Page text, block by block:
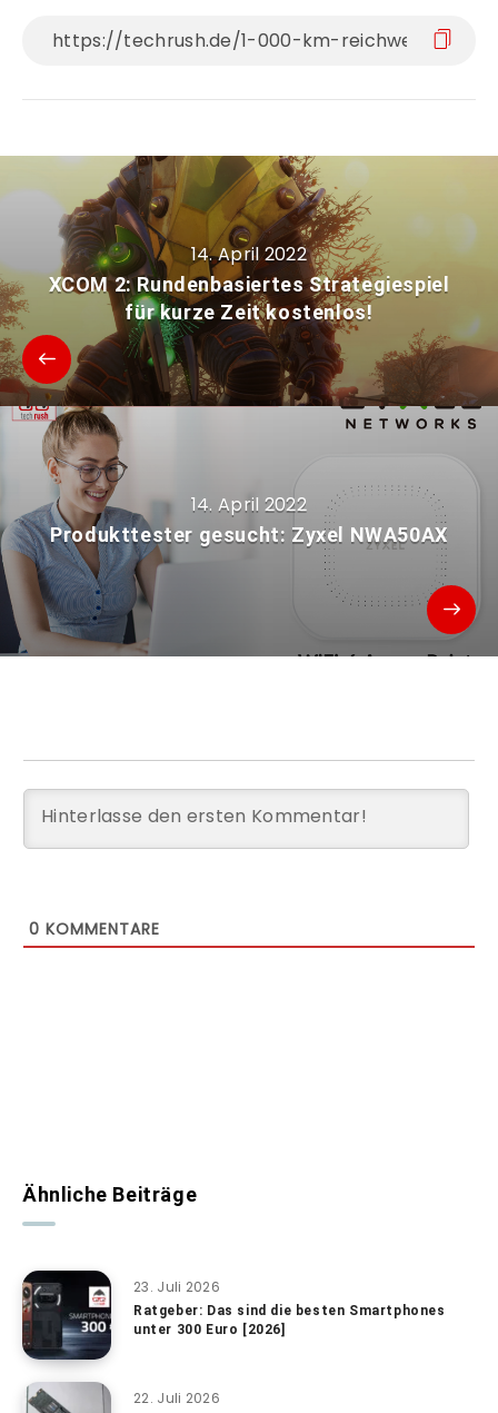
14. April 2022
XCOM 2: Rundenbasiertes Strategiespiel
für kurze Zeit kostenlos!
14. April 2022
Produkttester gesucht: Zyxel NWA50AX
0 KOMMENTARE
Ähnliche Beiträge
23. Juli 2026
Ratgeber: Das sind die besten Smartphones
unter 300 Euro [2026]
22. Juli 2026